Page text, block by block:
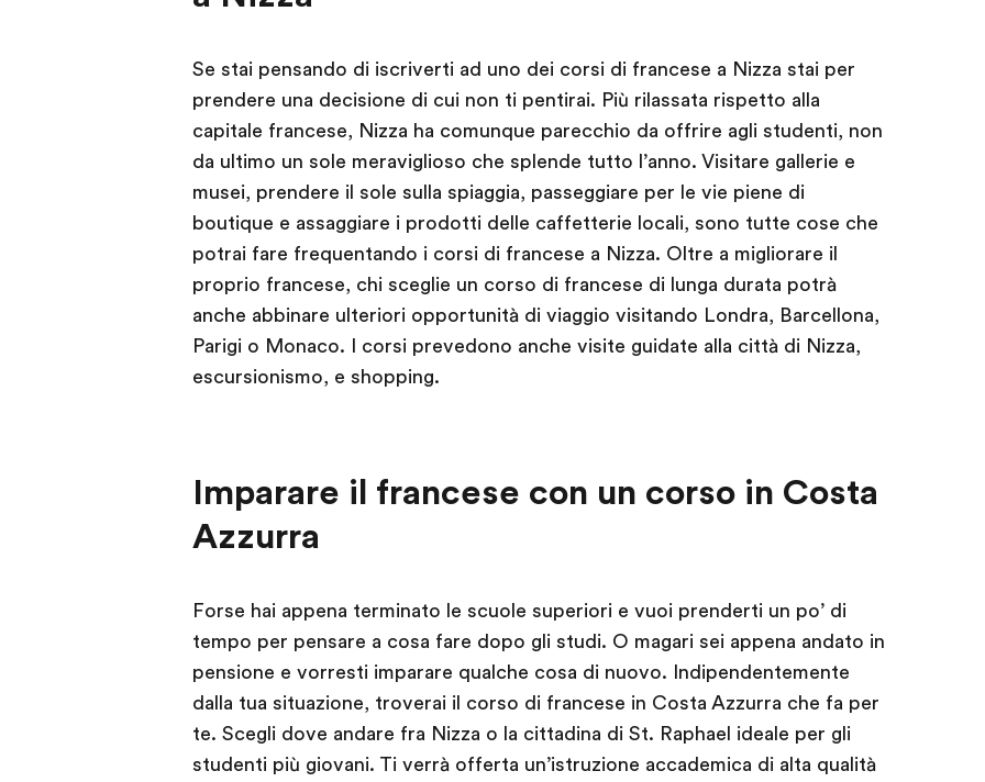
Se stai pensando di iscriverti ad uno dei corsi di francese a Nizza stai per
prendere una decisione di cui non ti pentirai. Più rilassata rispetto alla
capitale francese, Nizza ha comunque parecchio da offrire agli studenti, non
da ultimo un sole meraviglioso che splende tutto l’anno. Visitare gallerie e
musei, prendere il sole sulla spiaggia, passeggiare per le vie piene di
boutique e assaggiare i prodotti delle caffetterie locali, sono tutte cose che
potrai fare frequentando i corsi di francese a Nizza. Oltre a migliorare il
proprio francese, chi sceglie un corso di francese di lunga durata potrà
anche abbinare ulteriori opportunità di viaggio visitando Londra, Barcellona,
Parigi o Monaco. I corsi prevedono anche visite guidate alla città di Nizza,
escursionismo, e shopping.
Imparare il francese con un corso in Costa
Azzurra
Forse hai appena terminato le scuole superiori e vuoi prenderti un po’ di
tempo per pensare a cosa fare dopo gli studi. O magari sei appena andato in
pensione e vorresti imparare qualche cosa di nuovo. Indipendentemente
dalla tua situazione, troverai il corso di francese in Costa Azzurra che fa per
te. Scegli dove andare fra Nizza o la cittadina di St. Raphael ideale per gli
studenti più giovani. Ti verrà offerta un’istruzione accademica di alta qualità